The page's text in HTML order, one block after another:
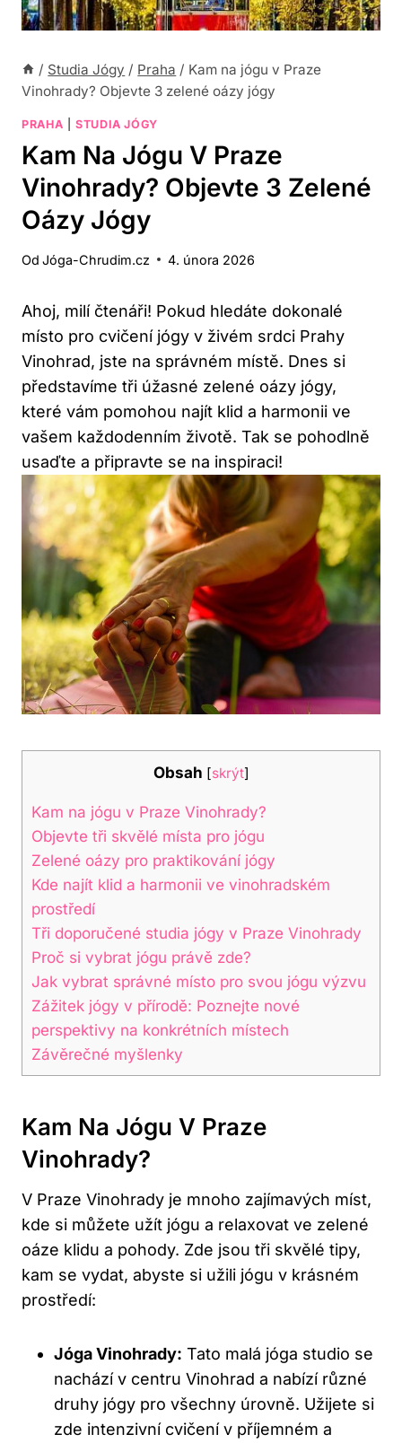
/ Studia Jógy / Praha / Kam na jógu v Praze
Vinohrady? Objevte 3 zelené oázy jógy
PRAHA |STUDIA JÓGY
Kam Na Jógu V Praze
Vinohrady? Objevte 3 Zelené
Oázy Jógy
Od Jóga-Chrudim.cz 4. února 2026
Ahoj, milí čtenáři! Pokud hledáte dokonalé
místo pro cvičení jógy v živém srdci Prahy
Vinohrad, jste na správném místě. Dnes si
představíme tři úžasné zelené oázy jógy,
které vám pomohou najít klid a harmonii ve
vašem každodenním životě. Tak se pohodlně
usaďte a připravte se na inspiraci!
Obsah [skrýt]
Kam na jógu v Praze Vinohrady?
Objevte tři skvělé místa pro jógu
Zelené oázy pro praktikování jógy
Kde najít klid a harmonii ve vinohradském
prostředí
Tři doporučené studia jógy v Praze Vinohrady
Proč si vybrat jógu právě zde?
Jak vybrat správné místo pro svou jógu výzvu
Zážitek jógy v přírodě: Poznejte nové
perspektivy na konkrétních místech
Závěrečné myšlenky
Kam Na Jógu V Praze
Vinohrady?
V Praze Vinohrady je mnoho zajímavých míst,
kde si můžete užít jógu a relaxovat ve zelené
oáze klidu a pohody. Zde jsou tři skvělé tipy,
kam se vydat, abyste si užili jógu v krásném
prostředí:
Jóga Vinohrady: Tato malá jóga studio se
nachází v centru Vinohrad a nabízí různé
druhy jógy pro všechny úrovně. Užijete si
zde intenzivní cvičení v příjemném a